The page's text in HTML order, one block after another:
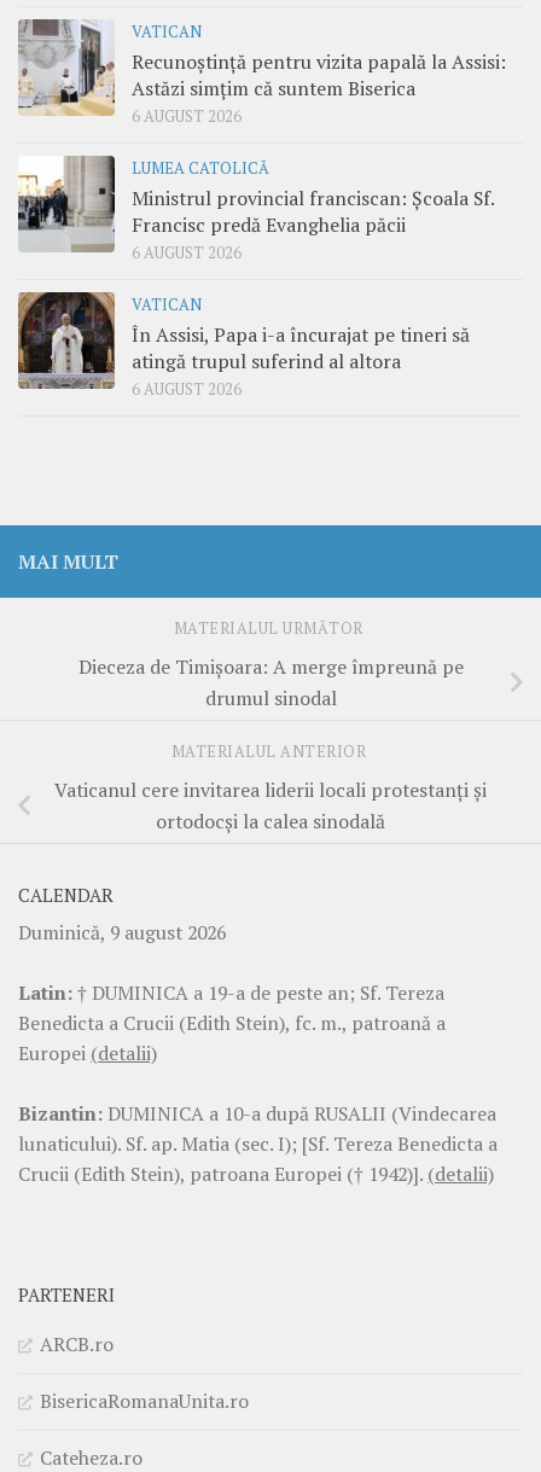
VATICAN
Recunoștință pentru vizita papală la Assisi:
Astăzi simțim că suntem Biserica
6 AUGUST 2026
LUMEA CATOLICĂ
Ministrul provincial franciscan: Școala Sf.
Francisc predă Evanghelia păcii
6 AUGUST 2026
VATICAN
În Assisi, Papa i-a încurajat pe tineri să
atingă trupul suferind al altora
6 AUGUST 2026
MAI MULT
MATERIALUL URMĂTOR
Dieceza de Timișoara: A merge împreună pe
drumul sinodal
MATERIALUL ANTERIOR
Vaticanul cere invitarea liderii locali protestanți și
ortodocși la calea sinodală
CALENDAR
Duminică, 9 august 2026
Latin:† DUMINICA a 19-a de peste an; Sf. Tereza
Benedicta a Crucii (Edith Stein), fc. m., patroană a
Europei (detalii)
Bizantin: DUMINICA a 10-a după RUSALII (Vindecarea
lunaticului). Sf. ap. Matia (sec. I); [Sf. Tereza Benedicta a
Crucii (Edith Stein), patroana Europei († 1942)]. (detalii)
PARTENERI
ARCB.ro
BisericaRomanaUnita.ro
Cateheza.ro